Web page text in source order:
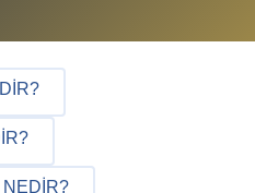
NEDIR?